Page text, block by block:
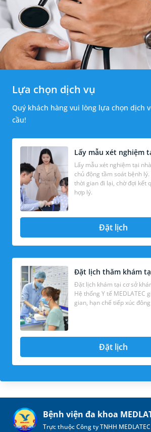
Lựa chọn dịch vụ
Quý khách hàng vui lòng lựa chọn dịch
cầu!
Lấy mẫu xét nghiệm
Lấy mẫu xét nghiệm tại
chủ động tầm soát bệnh
thời gian đi lại, chờ đợi kết quả với mức chi phí
hợp lý.
Đặt lịch
Đặt lịch thăm khám tại
Đặt lịch khám tại cơ sở
Hệ thống Y tế MEDLATEC
gian, hạn chế tiếp
Đặt lịch
Bệnh viện đa khoa
Trực thuộc Công ty TNHH